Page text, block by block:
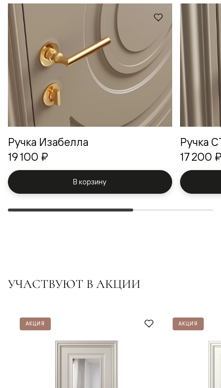
Ручка Изабелла
19 100 ₽
В корзину
Ручка
17 200
УЧАСТВУЮТ В АКЦИИ
АКЦИЯ АКЦИЯ